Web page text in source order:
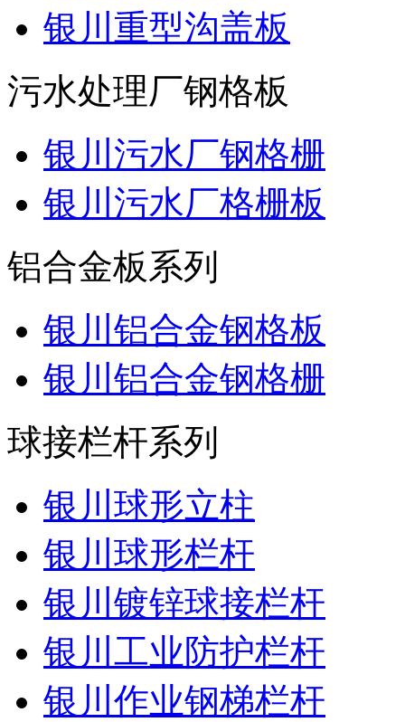
银川重型沟盖板
污水处理厂钢格板
银川污水厂钢格栅
银川污水厂格栅板
铝合金板系列
银川铝合金钢格板
银川铝合金钢格栅
球接栏杆系列
银川球形立柱
银川球形栏杆
银川镀锌球接栏杆
银川工业防护栏杆
银川作业钢梯栏杆